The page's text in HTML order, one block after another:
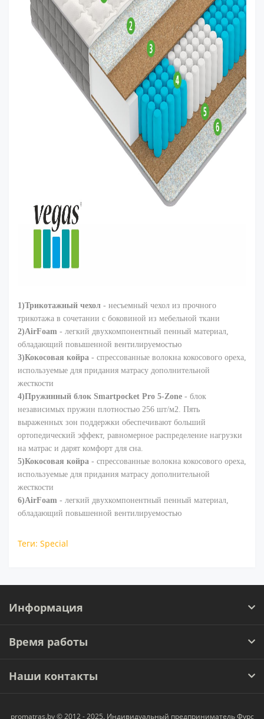
1)Трикотажный чехол - несъемный чехол из прочного
трикотажа в сочетании с боковиной из мебельной ткани
2)AirFoam - легкий двухкомпонентный пенный материал,
обладающий повышенной вентилируемостью
3)Кокосовая койра - спрессованные волокна кокосового ореха,
используемые для придания матрасу дополнительной
жесткости
4)Пружинный блок Smartpocket Pro 5-Zone - блок
независимых пружин плотностью 256 шт/м2. Пять
выраженных зон поддержки обеспечивают больший
ортопедический эффект, равномерное распределение нагрузки
на матрас и дарят комфорт для сна.
5)Кокосовая койра - спрессованные волокна кокосового ореха,
используемые для придания матрасу дополнительной
жесткости
6)AirFoam - легкий двухкомпонентный пенный материал,
обладающий повышенной вентилируемостью
Теги: Special
Информация
Время работы
Наши контакты
promatras.by © 2012 - 2025. Индивидуальный предприниматель Фурс